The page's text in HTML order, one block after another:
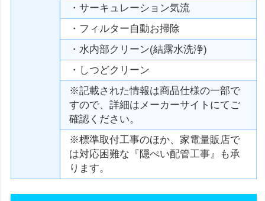
・サーキュレーション気流
・フィルター自動お掃除
・水内部クリーン(結露水洗浄)
・しつどクリーン
※記載された情報は商品仕様の一部で
すので、詳細はメーカーサイトにてご
確認ください。
※標準取付工事のほか、家電量販店で
は対応困難な『隠ぺい配管工事』も承
ります。